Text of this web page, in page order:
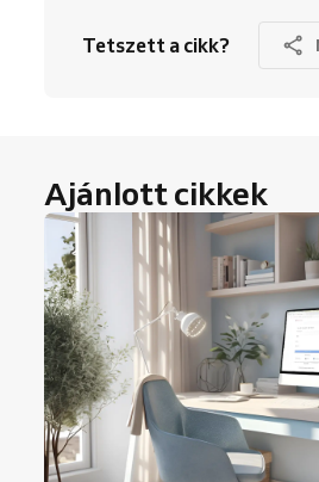
Tetszett a cikk?
Ajánlott cikkek